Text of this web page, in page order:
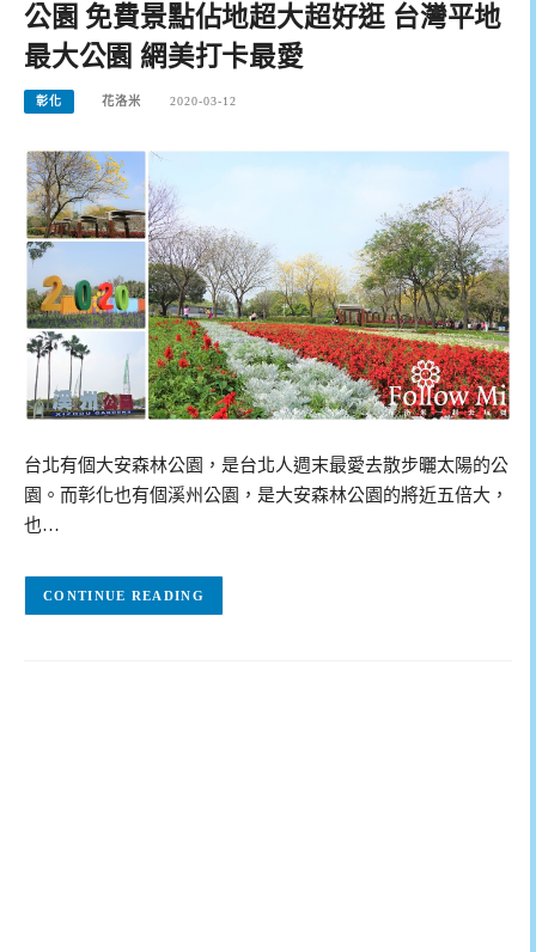
公園 免費景點佔地超大超好逛 台灣平地
最大公園 網美打卡最愛
彰化 花洛米 2020-03-12
台北有個大安森林公園，是台北人週末最愛去散步曬太陽的公
園。而彰化也有個溪州公園，是大安森林公園的將近五倍大，
也…
CONTINUE READING